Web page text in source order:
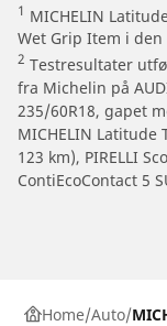
1 MICHELIN
Wet Grip Item i den
2 Testresultater
fra Michelin på
235/60R18, gapet
MICHELIN Latitude
123 km), PIRELLI
ContiEcoContact 5
Home Auto